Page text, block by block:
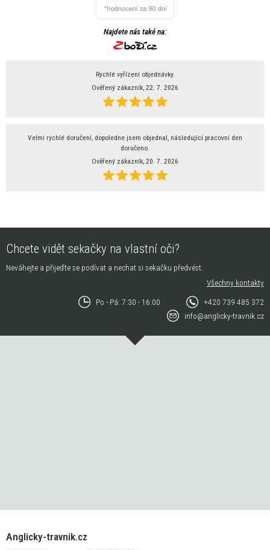
Najdete nás také na:
Rychlé vyřízení objednávky.
Ověřený zákazník, 22. 7. 2026
Velmi rychlé doručení, dopoledne jsem objednal, následující pracovní den
doručeno.
Ověřený zákazník, 20. 7. 2026
Chcete vidět sekačky na vlastní oči?
Neváhejte a přijeďte se podívat a nechat si sekačku předvést.
Všechny kontakty
Po - Pá: 7:30 - 16:00
+420 739 485 372
info@anglicky-travnik.cz
Anglicky-travnik.cz